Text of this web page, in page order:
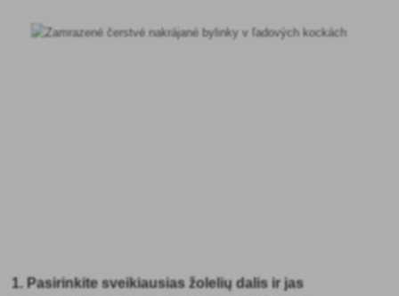
1. Pasirinkite sveikiausias žolelių dalis ir jas